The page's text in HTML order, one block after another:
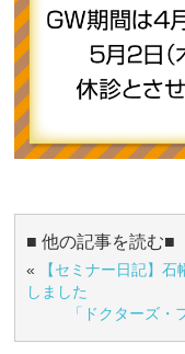
■ 他の記事を読む■
«
【セミナー日記】
しました
「ドクターズ